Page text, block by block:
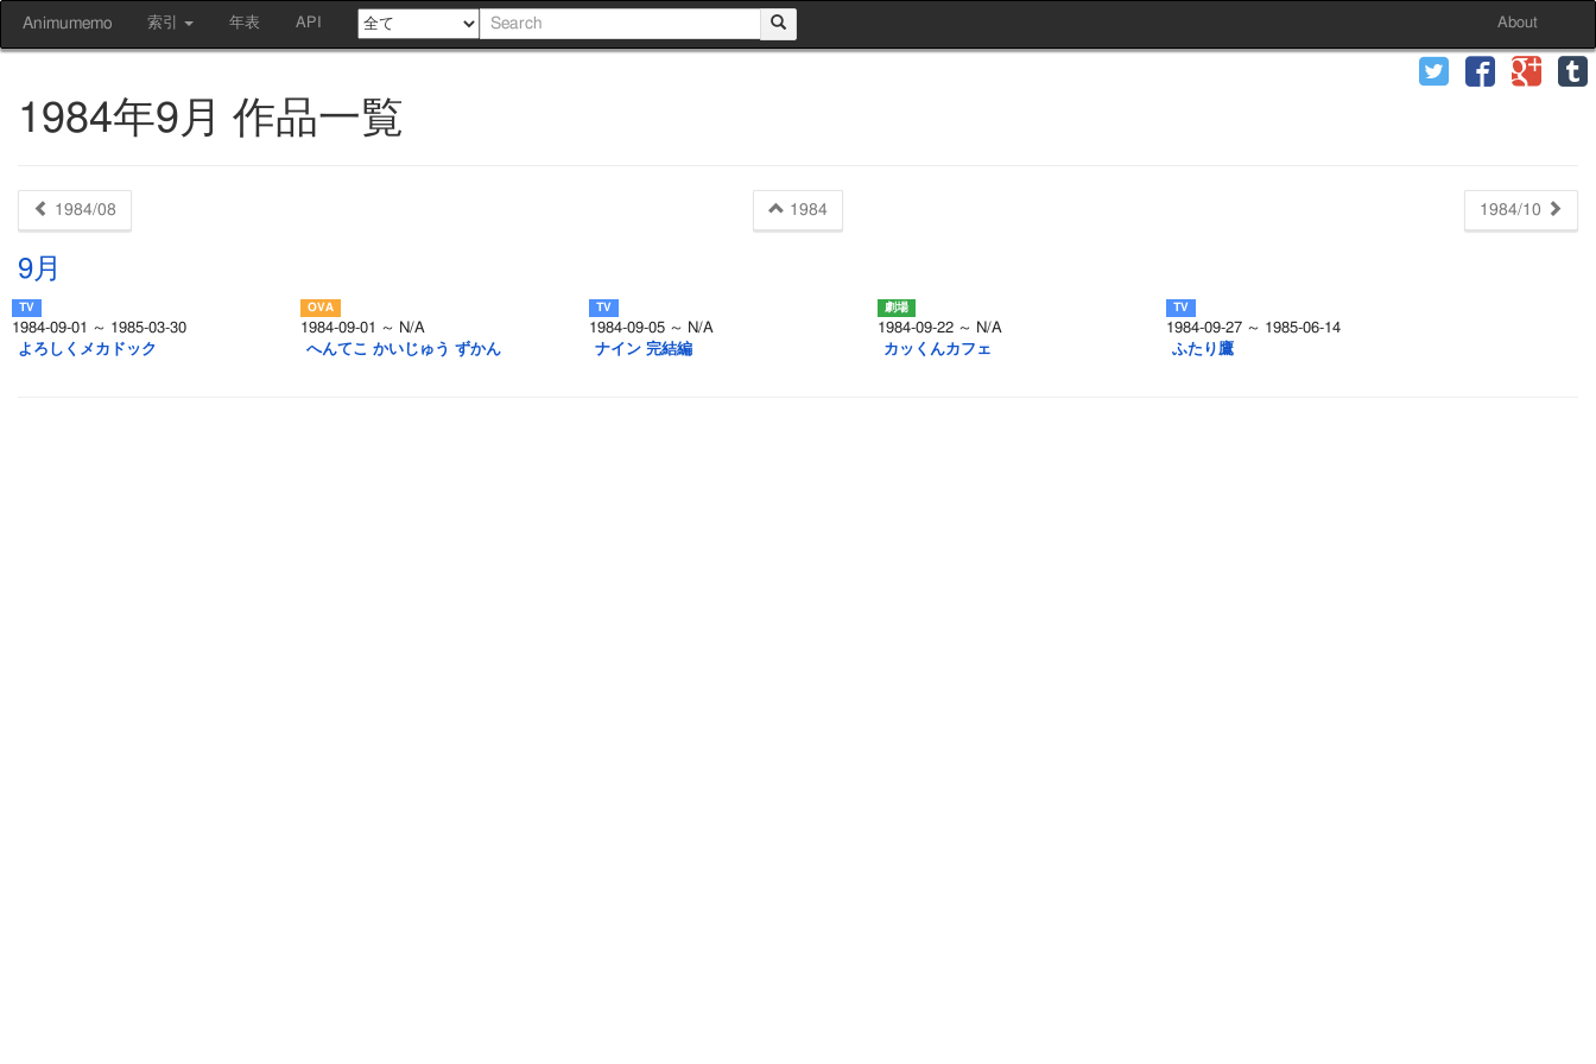
Animumemo 索引 年表 API About
1984年9月 作品一覧
1984/08 1984 1984/10
9月
1984-09-01 ～ 1985-03-30
よろしくメカドック
1984-09-01 ～ N/A
へんてこ かいじゅう ずかん
1984-09-05 ～ N/A
ナイン 完結編
1984-09-22 ～ N/A
カッくんカフェ
1984-09-27 ～ 1985-06-14
ふたり鷹